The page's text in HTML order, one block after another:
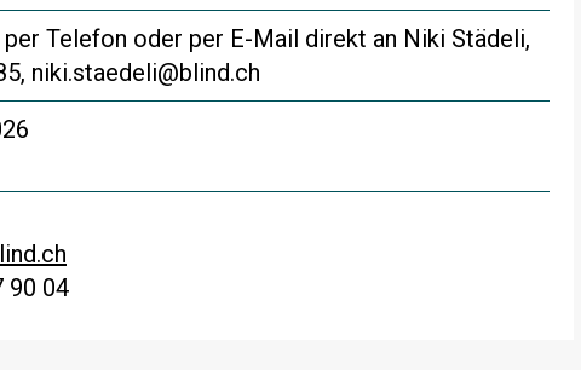
Telefon oder per E-Mail direkt an Niki Städeli,
niki.staedeli@blind.ch
90 04